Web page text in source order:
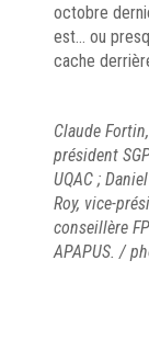
octobre
est… ou
cache
Claude
président
UQAC ;
Roy, vice-
conseillère
APAPUS. /